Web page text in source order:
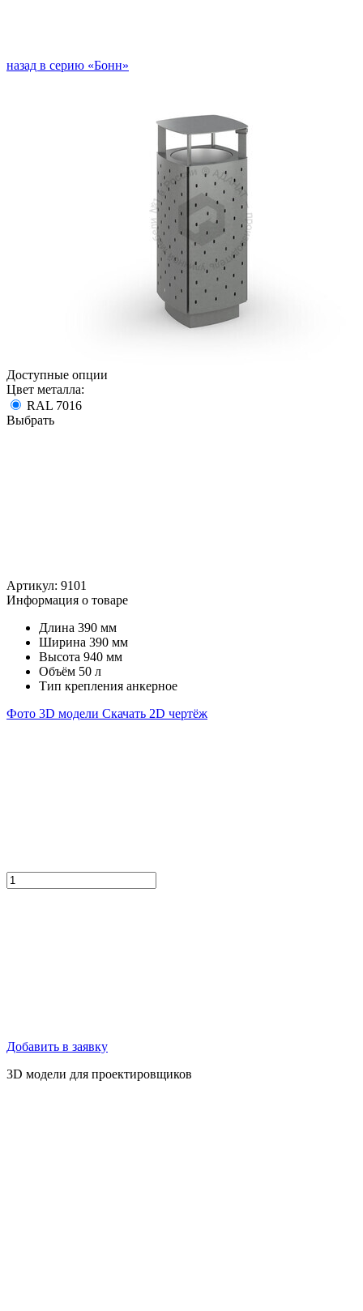
назад в серию «Бонн»
Доступные опции
Цвет металла:
RAL 7016
Выбрать
Артикул: 9101
Информация о товаре
Длина 390 мм
Ширина 390 мм
Высота 940 мм
Объём 50 л
Тип крепления анкерное
Фото 3D модели Скачать 2D чертёж
Добавить в заявку
3D модели для проектировщиков